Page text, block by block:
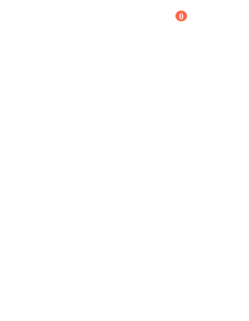
0